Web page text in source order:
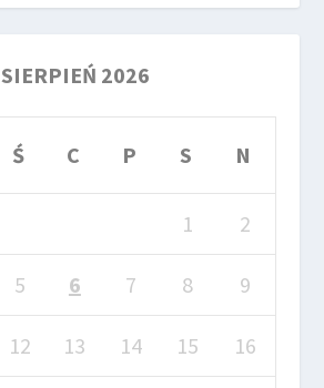
SIERPIEŃ 2026
Ś C P S N
1 2
5 6 7 8 9
12 13 14 15 16